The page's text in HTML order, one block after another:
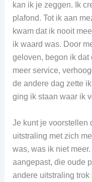
kan ik je zeggen. Ik
plafond. Tot ik aan
kwam dat ik nooit
ik waard was. Door
geloven, begon ik dat
meer service,
de andere dag zette
ging ik staan waar ik
Je kunt je voorstellen
uitstraling met zich
was, was ik niet
aangepast, die oude
andere uitstraling